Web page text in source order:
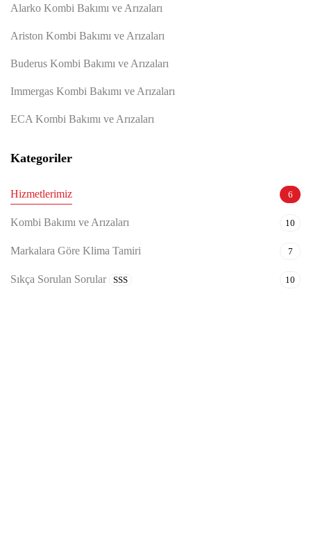
Alarko Kombi Bakımı ve Arızaları
Ariston Kombi Bakımı ve Arızaları
Buderus Kombi Bakımı ve Arızaları
Immergas Kombi Bakımı ve Arızaları
ECA Kombi Bakımı ve Arızaları
Kategoriler
Hizmetlerimiz 6
Kombi Bakımı ve Arızaları 10
Markalara Göre Klima Tamiri 7
Sıkça Sorulan Sorular SSS 10